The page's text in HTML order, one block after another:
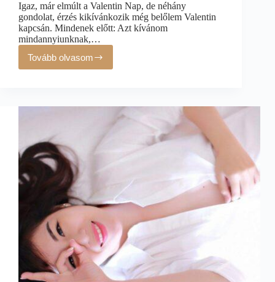
Igaz, már elmúlt a Valentin Nap, de néhány
gondolat, érzés kikívánkozik még belőlem Valentin
kapcsán. Mindenek előtt: Azt kívánom
mindannyiunknak,…
Tovább olvasom